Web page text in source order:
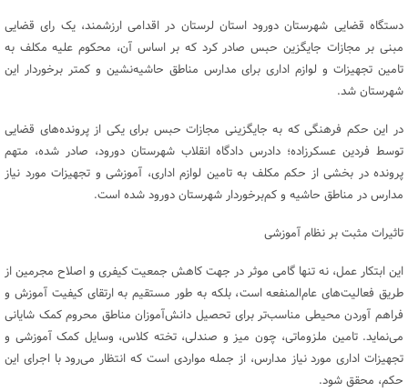
دستگاه قضایی شهرستان دورود استان لرستان در اقدامی ارزشمند، یک رای قضایی
مبنی بر مجازات جایگزین حبس صادر کرد که بر اساس آن، محکوم علیه مکلف به
تامین تجهیزات و لوازم اداری برای مدارس مناطق حاشیه‌نشین و کمتر برخوردار این
شهرستان شد.
در این حکم فرهنگی که به جایگزینی مجازات حبس برای یکی از پرونده‌های قضایی
توسط فردین عسکرزاده؛ دادرس دادگاه انقلاب شهرستان دورود، صادر شده، متهم
پرونده در بخشی از حکم مکلف به تامین لوازم اداری، آموزشی و تجهیزات مورد نیاز
مدارس در مناطق حاشیه و کم‌برخوردار شهرستان دورود شده است.
تاثیرات مثبت بر نظام آموزشی
این ابتکار عمل، نه تنها گامی موثر در جهت کاهش جمعیت کیفری و اصلاح مجرمین از
طریق فعالیت‌های عام‌المنفعه است، بلکه به طور مستقیم به ارتقای کیفیت آموزش و
فراهم آوردن محیطی مناسب‌تر برای تحصیل دانش‌آموزان مناطق محروم کمک شایانی
می‌نماید. تامین ملزوماتی، چون میز و صندلی، تخته کلاس، وسایل کمک آموزشی و
تجهیزات اداری مورد نیاز مدارس، از جمله مواردی است که انتظار می‌رود با اجرای این
حکم، محقق شود.